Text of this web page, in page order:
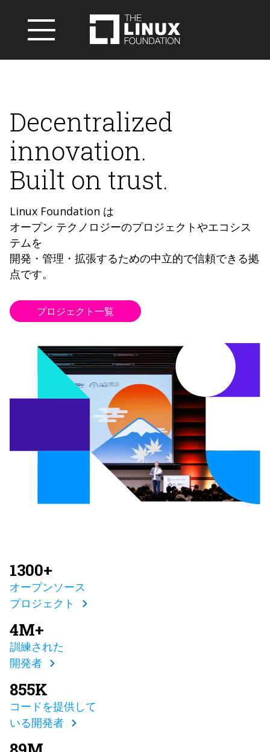
Decentralized
innovation.
Built on trust.
Linux Foundation は
オープン テクノロジーのプロジェクトやエコシス
テムを
開発・管理・拡張するための中立的で信頼できる拠
点です。
プロジェクト一覧
1300+
オープンソース
プロジェクト
4M+
訓練された
開発者
855K
コードを提供して
いる開発者